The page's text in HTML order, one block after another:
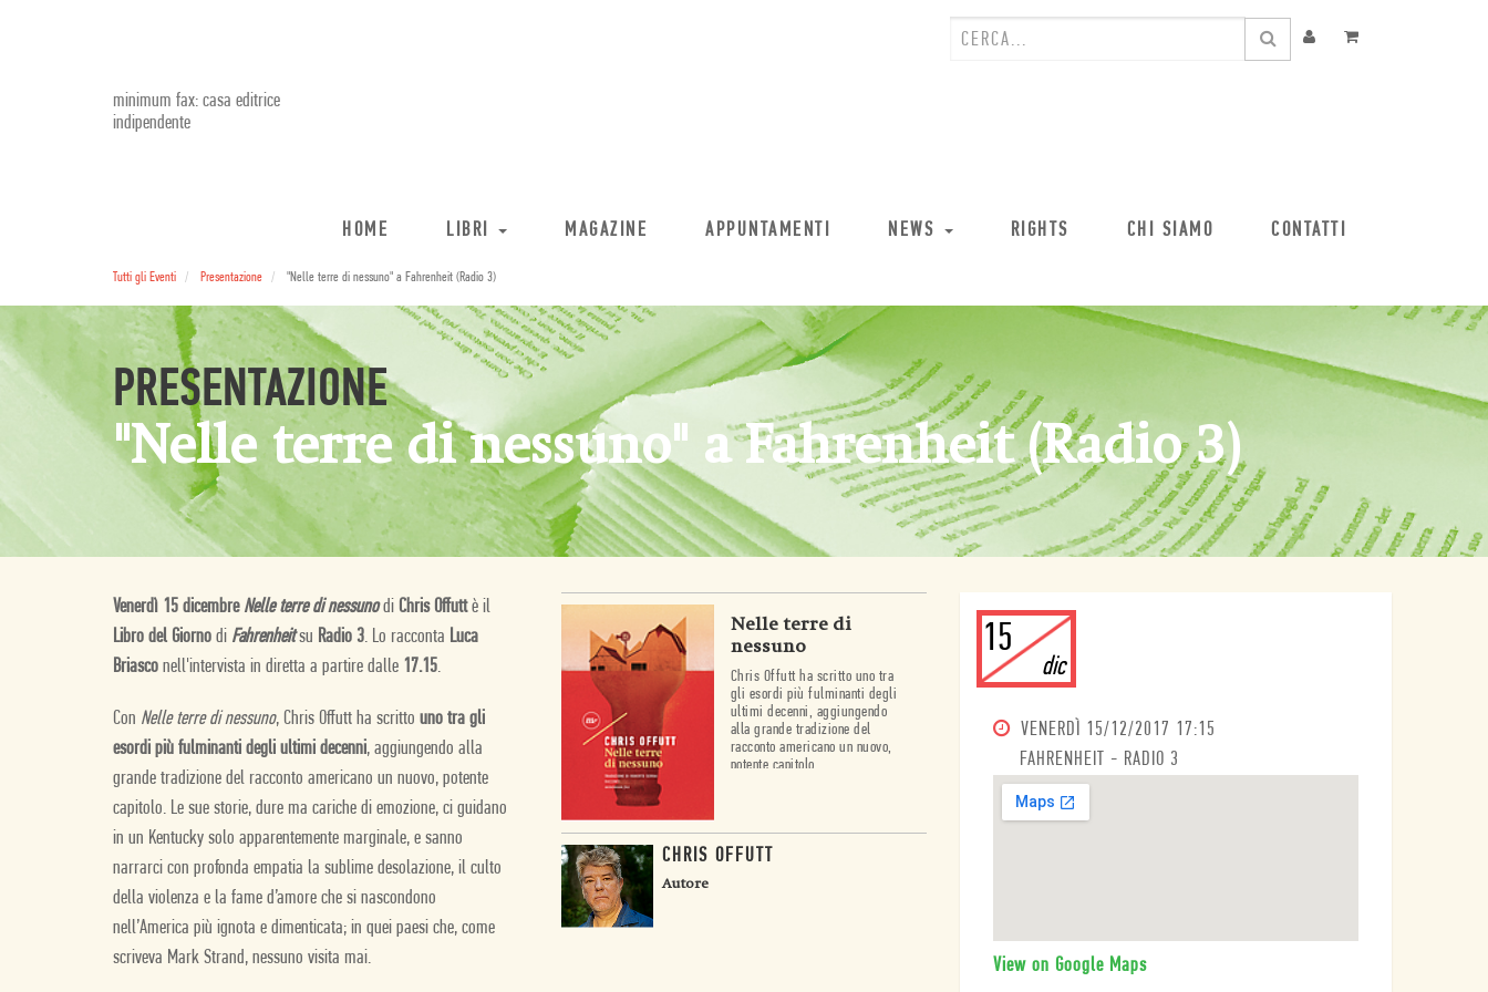
minimum fax: casa editrice
indipendente
HOME LIBRI MAGAZINE APPUNTAMENTI NEWS RIGHTS CHI SIAMO CONTATTI
Tutti gli Eventi Presentazione "Nelle terre di nessuno" a Fahrenheit (Radio 3)
PRESENTAZIONE
"Nelle terre di nessuno" a Fahrenheit (Radio 3)
Venerdì 15 dicembre Nelle terre di nessunodi Chris Offuttè il
Libro del Giorno di Fahrenheitsu Radio 3. Lo racconta Luca
Briasco nell'intervista in diretta a partire dalle 17.15.
Con Nelle terre di nessuno, Chris Offutt ha scritto uno tra gli
esordi più fulminanti degli ultimi decenni, aggiungendo alla
grande tradizione del racconto americano un nuovo, potente
capitolo. Le sue storie, dure ma cariche di emozione, ci guidano
in un Kentucky solo apparentemente marginale, e sanno
narrarci con profonda empatia la sublime desolazione, il culto
della violenza e la fame d’amore che si nascondono
nell’America più ignota e dimenticata; in quei paesi che, come
scriveva Mark Strand, nessuno visita mai.
Nelle terre di
nessuno
Chris Offutt ha scritto uno tra
gli esordi più fulminanti degli
ultimi decenni, aggiungendo
alla grande tradizione del
racconto americano un nuovo,
potente capitolo.
CHRIS OFFUTT
Autore
15
dic
VENERDÌ 15/12/2017 17:15
FAHRENHEIT - RADIO 3
View on Google Maps